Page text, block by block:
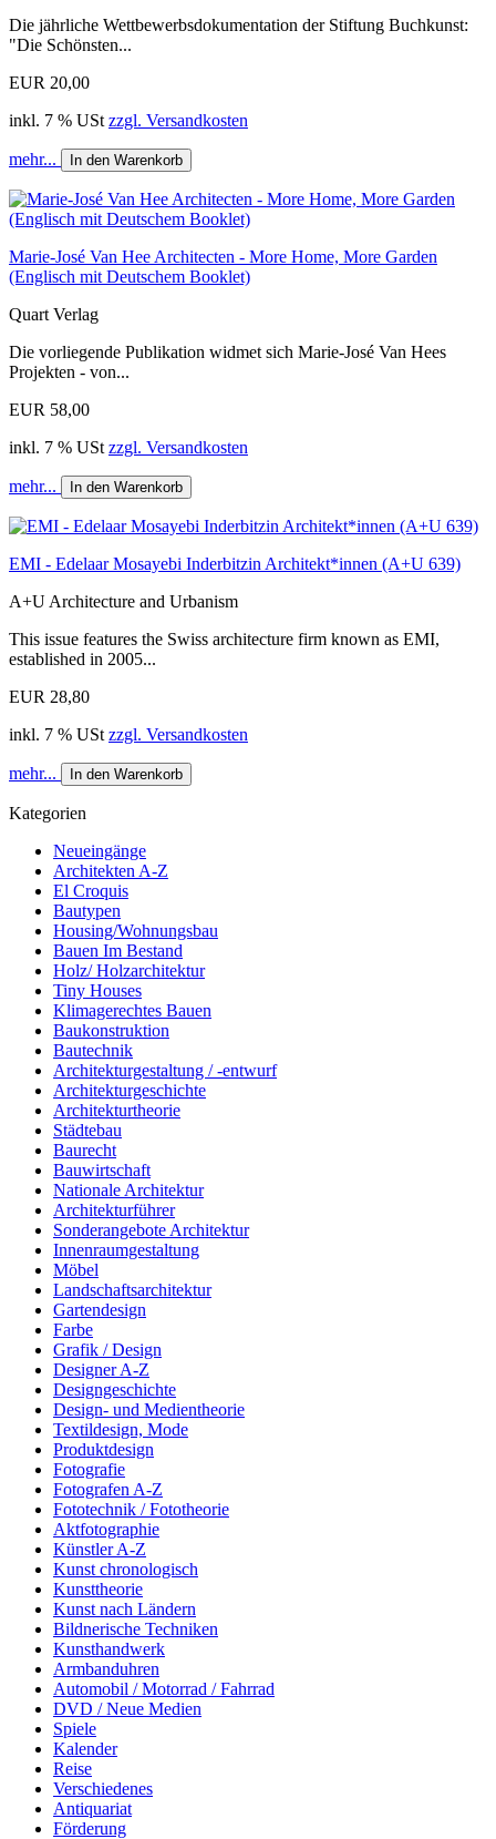
Die jährliche Wettbewerbsdokumentation der Stiftung Buchkunst:
"Die Schönsten...
EUR 20,00
inkl. 7 % USt zzgl. Versandkosten
mehr... In den Warenkorb
Marie-José Van Hee Architecten - More Home, More Garden
(Englisch mit Deutschem Booklet)
Quart Verlag
Die vorliegende Publikation widmet sich Marie-José Van Hees
Projekten - von...
EUR 58,00
inkl. 7 % USt zzgl. Versandkosten
mehr... In den Warenkorb
EMI - Edelaar Mosayebi Inderbitzin Architekt*innen (A+U 639)
A+U Architecture and Urbanism
This issue features the Swiss architecture firm known as EMI,
established in 2005...
EUR 28,80
inkl. 7 % USt zzgl. Versandkosten
mehr... In den Warenkorb
Kategorien
Neueingänge
Architekten A-Z
El Croquis
Bautypen
Housing/Wohnungsbau
Bauen Im Bestand
Holz/ Holzarchitektur
Tiny Houses
Klimagerechtes Bauen
Baukonstruktion
Bautechnik
Architekturgestaltung / -entwurf
Architekturgeschichte
Architekturtheorie
Städtebau
Baurecht
Bauwirtschaft
Nationale Architektur
Architekturführer
Sonderangebote Architektur
Innenraumgestaltung
Möbel
Landschaftsarchitektur
Gartendesign
Farbe
Grafik / Design
Designer A-Z
Designgeschichte
Design- und Medientheorie
Textildesign, Mode
Produktdesign
Fotografie
Fotografen A-Z
Fototechnik / Fototheorie
Aktfotographie
Künstler A-Z
Kunst chronologisch
Kunsttheorie
Kunst nach Ländern
Bildnerische Techniken
Kunsthandwerk
Armbanduhren
Automobil / Motorrad / Fahrrad
DVD / Neue Medien
Spiele
Kalender
Reise
Verschiedenes
Antiquariat
Förderung